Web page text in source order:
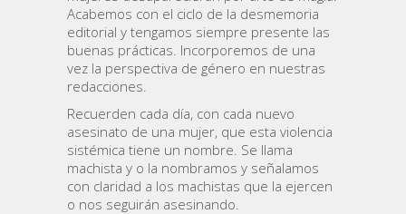
Acabemos con el ciclo de la desmemoria
editorial y tengamos siempre presente las
buenas prácticas. Incorporemos de una
vez la perspectiva de género en nuestras
redacciones.
Recuerden cada día, con cada nuevo
asesinato de una mujer, que esta violencia
sistémica tiene un nombre. Se llama
machista y o la nombramos y señalamos
con claridad a los machistas que la ejercen
o nos seguirán asesinando.